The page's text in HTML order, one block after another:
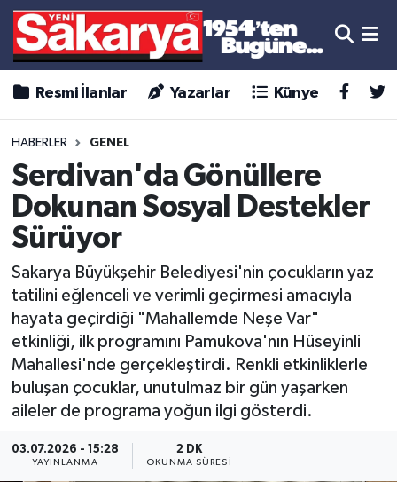
Resmi İlanlar Yazarlar Künye
HABERLER GENEL
Serdivan'da Gönüllere
Dokunan Sosyal Destekler
Sürüyor
Sakarya Büyükşehir Belediyesi'nin çocukların yaz
tatilini eğlenceli ve verimli geçirmesi amacıyla
hayata geçirdiği "Mahallemde Neşe Var"
etkinliği, ilk programını Pamukova'nın Hüseyinli
Mahallesi'nde gerçekleştirdi. Renkli etkinliklerle
buluşan çocuklar, unutulmaz bir gün yaşarken
aileler de programa yoğun ilgi gösterdi.
03.07.2026 - 15:28
YAYINLANMA
2 DK
OKUNMA SÜRESI